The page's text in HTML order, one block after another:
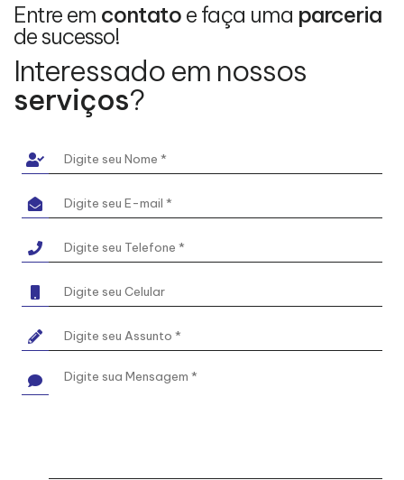
Entre em contato e faça uma parceria
de sucesso!
Interessado em nossos
serviços?